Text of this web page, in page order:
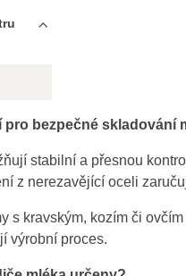
pro bezpečné skladování
stabilní a přesnou
z nerezavějící oceli
s kravským, kozím či
výrobní proces.